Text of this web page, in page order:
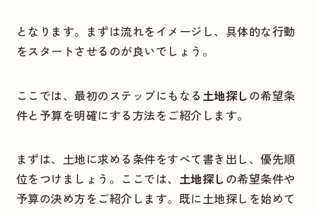
となります。まずは流れをイメージし、具体的な行動
をスタートさせるのが良いでしょう。
ここでは、最初のステップにもなる 土地探しの希望条
件と予算を明確にする方法をご紹介します。
まずは、土地に求める条件をすべて書き出し、優先順
位をつけましょう。ここでは、 土地探しの希望条件や
予算の決め方をご紹介します。既に土地探しを始めて